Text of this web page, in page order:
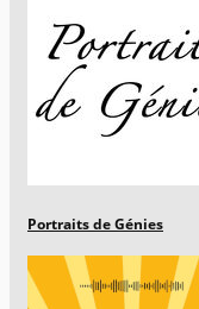
Portraits de Génies